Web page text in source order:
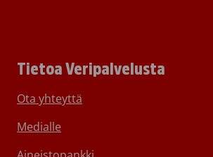
Tietoa Veripalvelusta
Ota yhteyttä
Medialle